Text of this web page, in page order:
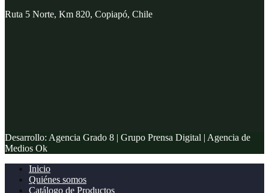
Ruta 5 Norte, Km 820, Copiapó, Chile
Desarrollo: Agencia Grado 8 | Grupo Prensa Digital | Agencia de
Medios Ok
Inicio
Quiénes somos
Catálogo de Productos